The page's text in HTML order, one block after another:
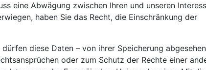
eine Abwägung zwischen Ihren und unseren
haben Sie das Recht, die Einschränkung der
diese Daten – von ihrer Speicherung
oder zum Schutz der Rechte einer